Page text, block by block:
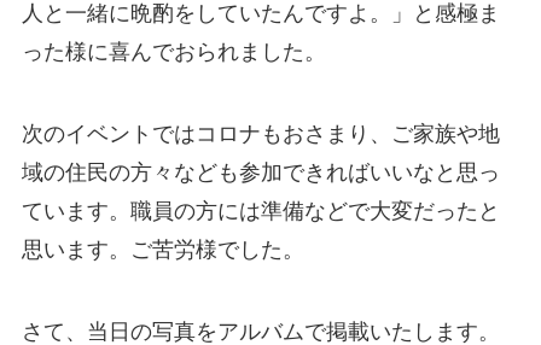
人と一緒に晩酌をしていたんですよ。」と感極ま
った様に喜んでおられました。
次のイベントではコロナもおさまり、ご家族や地
域の住民の方々なども参加できればいいなと思っ
ています。職員の方には準備などで大変だったと
思います。ご苦労様でした。
さて、当日の写真をアルバムで掲載いたします。